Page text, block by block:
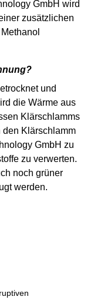
GmbH wird
zusätzlichen
und
die Wärme aus
Klärschlamms
den Klärschlamm
GmbH zu
zu verwerten.
noch grüner
werden.